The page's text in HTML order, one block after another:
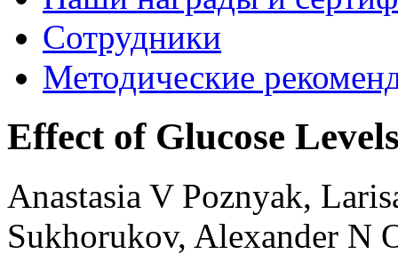
Сотрудники
Методические
Effect of Glucose
Anastasia V Poznyak,
Sukhorukov, Alexander N